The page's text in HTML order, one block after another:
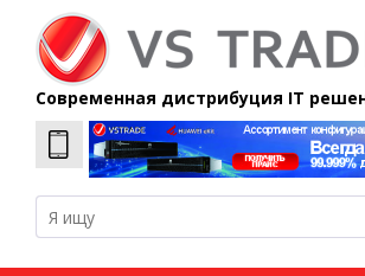
Современная дистрибуция IT